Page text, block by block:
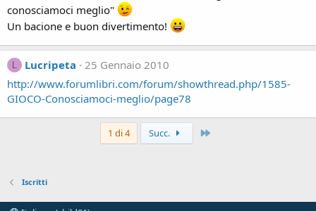
conosciamoci meglio"
Un bacione e buon divertimento!
L Lucripeta
25 Gennaio 2010
http://www.forumlibri.com/forum/showthread.php/1585-
GIOCO-Conosciamoci-meglio/page78
1 di 4 Succ.
Iscritti